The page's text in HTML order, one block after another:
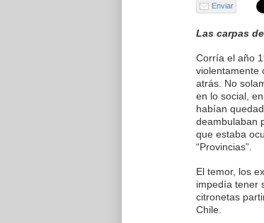
Enviar
Las carpas
Corría el año
violentamente
atrás. No
en lo social,
habían
deambulaban
que estaba
“Provincias”.
El temor, los
impedía tener
citronetas
Chile.